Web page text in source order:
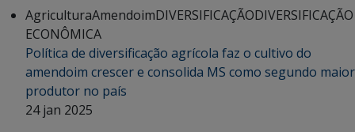
AgriculturaAmendoimDIVERSIFICAÇÃODIVERSIFICAÇÃO
ECONÔMICA
Política de diversificação agrícola faz o cultivo do
amendoim crescer e consolida MS como segundo maior
produtor no país
24 jan 2025